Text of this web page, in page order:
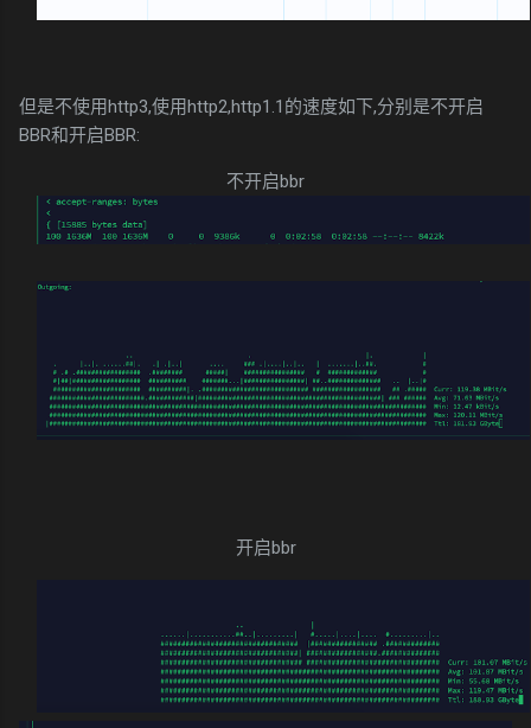
但是不使用http3,使用http2,http1.1的速度如下,分别是不开启
BBR和开启BBR:
不开启bbr
开启bbr